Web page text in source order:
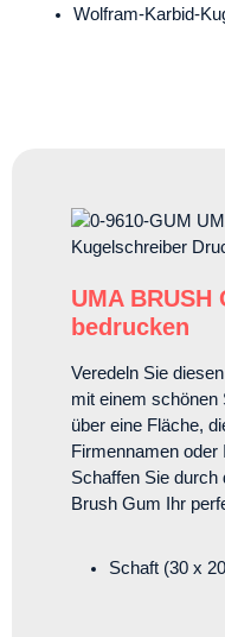
Wolfram-Karbid-
UMA
bedrucken
Veredeln Sie
mit einem schönen
über eine Fläche,
Firmennamen oder
Schaffen Sie
Brush Gum Ihr
Schaft (30 x